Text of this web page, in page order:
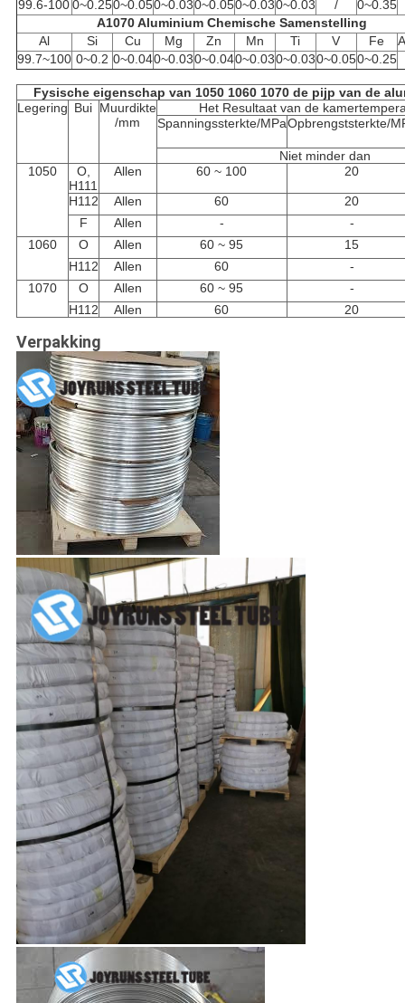
99.6-1000~0.250~0.050~0.030~0.050~0.030~0.03 /
0~0.35
A1070 Aluminium Chemische Samenstelling
Al
Si Cu Mg Zn Mn Ti V Fe
99.7~100 0~0.2 0~0.040~0.030~0.040~0.030~0.030~0.050~0.25
Fysische eigenschap van 1050 1060 1070 de pijp van de
Legering Bui Muurdikte
/mm
Het Resultaat van de
Spanningssterkte/MPaOpbrengststerkte/
Niet minder dan
1050
O,
H111
Allen 60 ~ 100 20
H112 Allen 60
20
F
Allen -
-
1060
O Allen 60 ~ 95
15
H112
Allen 60
-
1070
O Allen 60 ~ 95
-
H112
Allen 60 20
Verpakking